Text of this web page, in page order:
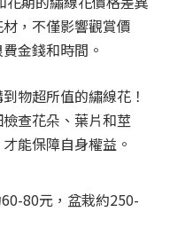
，不僅影響觀賞價
金錢和時間。
物超所值的繡線花！
查花朵、葉片和莖
能保障自身權益。
60-80元，盆栽約250-